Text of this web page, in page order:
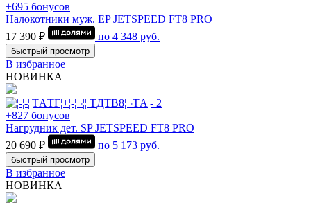
+695 бонусов
Налокотники муж. EP JETSPEED FT8 PRO
17 390 ₽
по 4 348 руб.
быстрый просмотр
В избранное
НОВИНКА
+827 бонусов
Нагрудник дет. SP JETSPEED FT8 PRO
20 690 ₽
по 5 173 руб.
быстрый просмотр
В избранное
НОВИНКА